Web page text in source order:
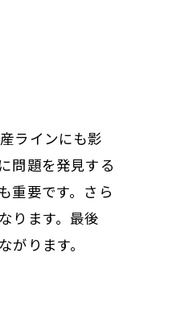
ラインにも影
問題を発見する
重要です。さら
ります。最後
ります。